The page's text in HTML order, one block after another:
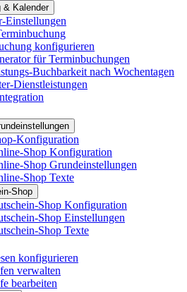
& Kalender
Einstellungen
konfigurieren
für Terminbuchungen
Buchbarkeit nach Wochentagen
Dienstleistungen
Konfiguration
Shop Konfiguration
Shop Grundeinstellungen
Shop Texte
Shop
Shop Konfiguration
Shop Einstellungen
Shop Texte
konfigurieren
verwalten
bearbeiten